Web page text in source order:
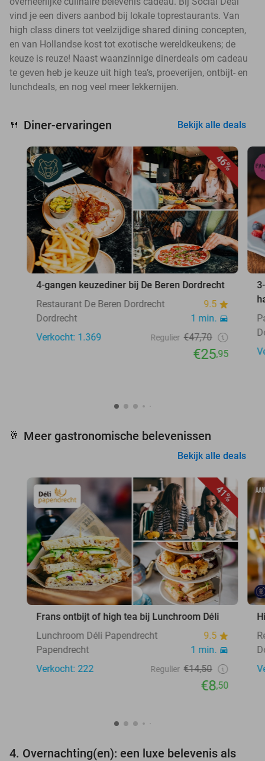
vind je een divers aanbod bij lokale toprestaurants. Van
high class diners tot veelzijdige shared dining concepten,
en van Hollandse kost tot exotische wereldkeukens; de
keuze is reuze! Naast waanzinnige dinerdeals om cadeau
te geven heb je keuze uit high tea’s, proeverijen, ontbijt- en
lunchdeals, en nog veel meer lekkernijen.
🍴 Diner-ervaringen Bekijk alle deals
46%
4-gangen keuzediner bij De Beren Dordrecht
Restaurant De Beren Dordrecht
9.5
Dordrecht
1 min.
Verkocht: 1.369
Regulier €47,70
€25,95
🥂 Meer gastronomische belevenissen
Bekijk alle deals
41%
Frans ontbijt of high tea bij Lunchroom Déli
Lunchroom Déli Papendrecht
9.5
Papendrecht
1 min.
Verkocht: 222
Regulier €14,50
€8,50
4. Overnachting(en): een luxe belevenis als